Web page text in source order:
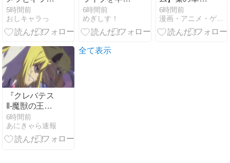
違い、もはや
誰もわからな
いｗｗｗｗｗ
5時間前
おしキャラっ
した がうる・
ぐらの転生先
sabaが配信を
半年が経過
6時間前
めぎしす！
師・参謀まと
め｜昌平君・
蒙毅・李斯 中
6時間前
漫画・アニメ・ゲーム・動画 Illegal site！
『クレバテス
II-魔獣の王と
偽りの勇者伝
承-』 第5話 黒
い塔の顕現と
6時間前
あにきゃら速報
全て表示